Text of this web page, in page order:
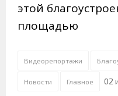
этой
площадью
Видеорепортажи
Новости Главное 02